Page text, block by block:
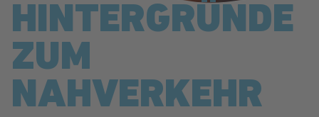
HINTERGRÜNDE
ZUM
NAHVERKEHR